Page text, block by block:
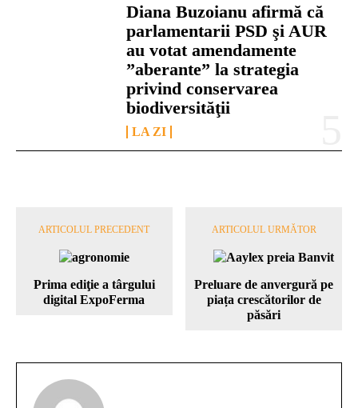
Diana Buzoianu afirmă că
parlamentarii PSD şi AUR
au votat amendamente
”aberante” la strategia
privind conservarea
biodiversităţii
LA ZI
ARTICOLUL PRECEDENT
Prima ediţie a târgului
digital ExpoFerma
ARTICOLUL URMĂTOR
Preluare de anvergură pe
piața crescătorilor de
păsări